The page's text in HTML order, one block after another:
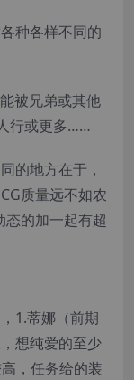
种各样不同的
被兄弟或其他
行或更多……
的地方在于，
质量远不如农
态的加一起有超
1.蒂娜（前期
想纯爱的至少
，任务给的装